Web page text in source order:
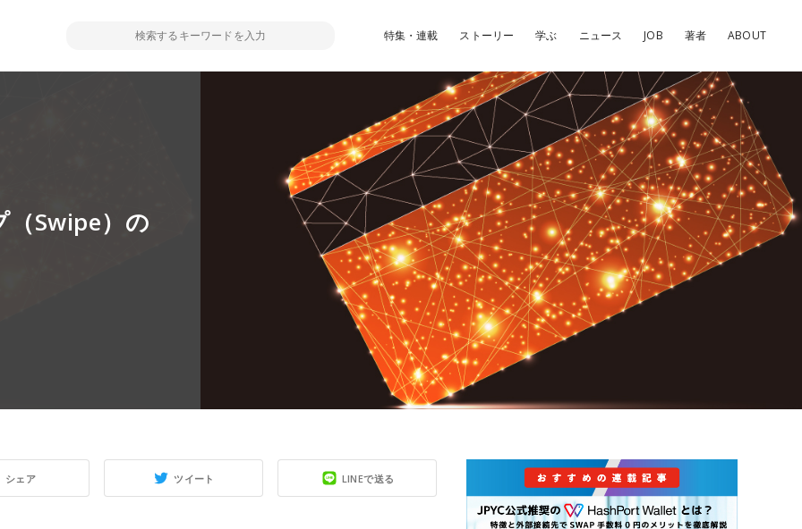
特集・連載 ストーリー 学ぶ ニュース JOB 著者 ABOUT
Swipe）の
シェア ツイート LINEで送る